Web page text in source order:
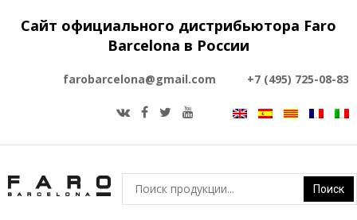
Сайт официального дистрибьютора Faro
Barcelona в России
farobarcelona@gmail.com +7 (495) 725-08-83